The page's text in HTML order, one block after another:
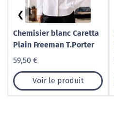
Chemisier blanc Caretta
Plain Freeman T.Porter
59,50 €
Voir le produit
❮